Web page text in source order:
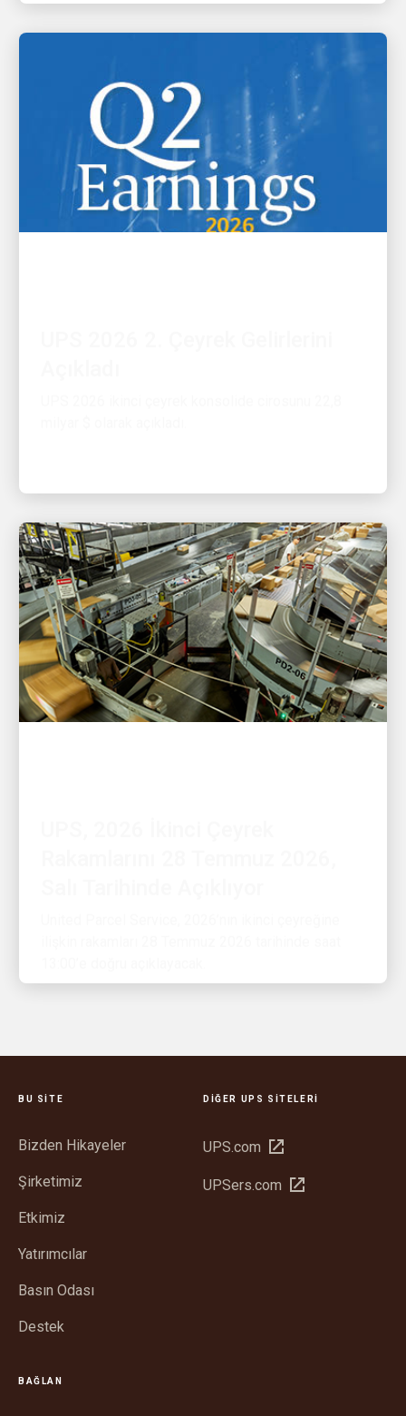
BU SITE
Bizden Hikayeler
Şirketimiz
Etkimiz
Yatırımcılar
Basın Odası
Destek
DIĞER UPS SITELERI
UPS.com Yeni
aç
UPSers.com Yeni
BAĞLAN